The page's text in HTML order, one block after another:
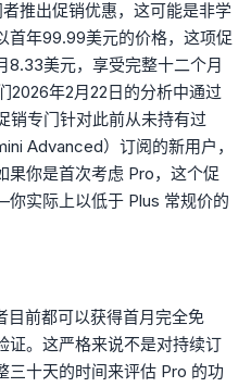
推出促销优惠，这可能是非学
首年99.99美元的价格，这项促
8.33美元，享受完整十二个月
2026年2月22日的分析中通过
销专门针对此前从未持有过
Advanced）订阅的新用户，
果你是首次考虑 Pro，这个促
实际上以低于 Plus 常规价的
目前都可以获得首月完全免
证。这严格来说不是对持续订
三十天的时间来评估 Pro 的功